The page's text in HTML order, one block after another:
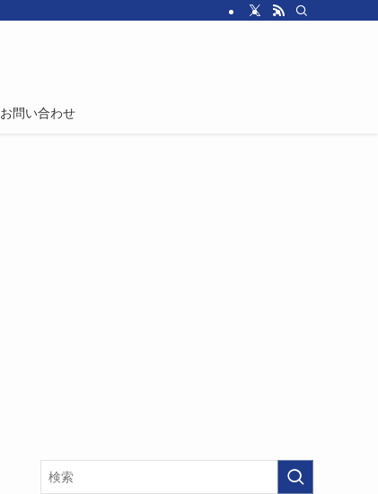
お問い合わせ